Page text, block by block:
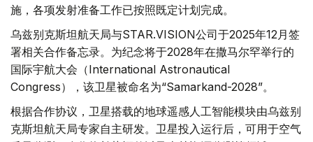
施，各项发射准备工作已按照既定计划完成。
乌兹别克斯坦航天局与STAR.VISION公司于2025年12月签
署相关合作备忘录。为纪念将于2028年在撒马尔罕举行的
国际宇航大会（International Astronautical
Congress），该卫星被命名为“Samarkand-2028”。
根据合作协议，卫星搭载的地球遥感人工智能模块由乌兹别
克斯坦航天局专家自主研发。卫星投入运行后，可用于空气